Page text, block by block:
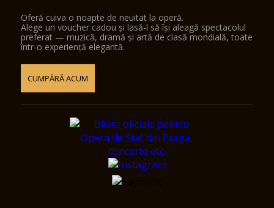
Oferă cuiva o noapte de neuitat la operă.
Alege un voucher cadou și lasă-l să își aleagă spectacolul
preferat — muzică, dramă și artă de clasă mondială, toate
într-o experiență elegantă.
CUMPĂRĂ ACUM